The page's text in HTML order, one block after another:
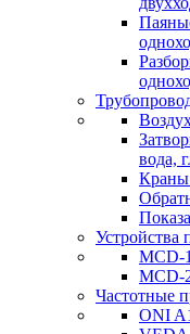
вода,
Краны
Устройства
MCD-
MCD-
Частотные
ONI